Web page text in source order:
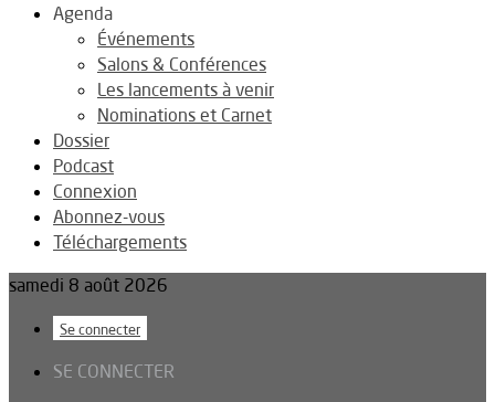
Agenda
Événements
Salons & Conférences
Les lancements à venir
Nominations et Carnet
Dossier
Podcast
Connexion
Abonnez-vous
Téléchargements
samedi 8 août 2026
Se connecter
SE CONNECTER